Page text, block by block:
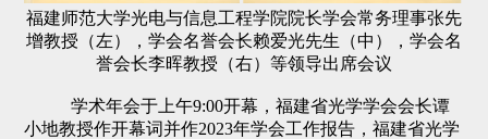
福建师范大学光电与信息工程学院院长学会常务理事张先
增教授（左），学会名誉会长赖爱光先生（中），学会名
誉会长李晖教授（右）等领导出席会议
学术年会于上午9:00开幕，福建省光学学会会长谭
小地教授作开幕词并作2023年学会工作报告，福建省光学